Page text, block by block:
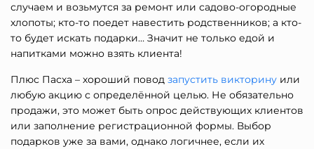
случаем и возьмутся за ремонт или садово-огородные
хлопоты; кто-то поедет навестить родственников; а кто-
то будет искать подарки… Значит не только едой и
напитками можно взять клиента!
Плюс Пасха – хороший повод запустить викторину или
любую акцию с определённой целью. Не обязательно
продажи, это может быть опрос действующих клиентов
или заполнение регистрационной формы. Выбор
подарков уже за вами, однако логичнее, если их